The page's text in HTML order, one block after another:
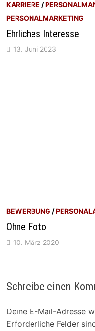
KARRIERE /
PERSONALMARKETING
Ehrliches Interesse
13. Juni 2023
BEWERBUNG /
Ohne Foto
10. März 2020
Schreibe einen
Deine E-Mail-Adresse
Erforderliche Felder